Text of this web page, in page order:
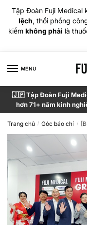
Tập Đoàn Fuji Medical
lệch, thổi phồng
kiềm không phải là
MENU
🇯🇵 Tập Đoàn Fuji
hơn 71+ năm kinh
Trang chủ / Góc báo chí /